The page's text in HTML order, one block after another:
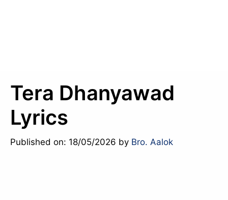
Tera Dhanyawad
Lyrics
Published on: 18/05/2026 by Bro. Aalok